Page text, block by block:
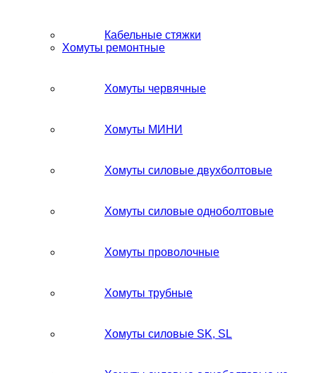
Кабельные стяжки
Хомуты ремонтные
Хомуты червячные
Хомуты МИНИ
Хомуты силовые двухболтовые
Хомуты силовые одноболтовые
Хомуты проволочные
Хомуты трубные
Хомуты силовые SK, SL